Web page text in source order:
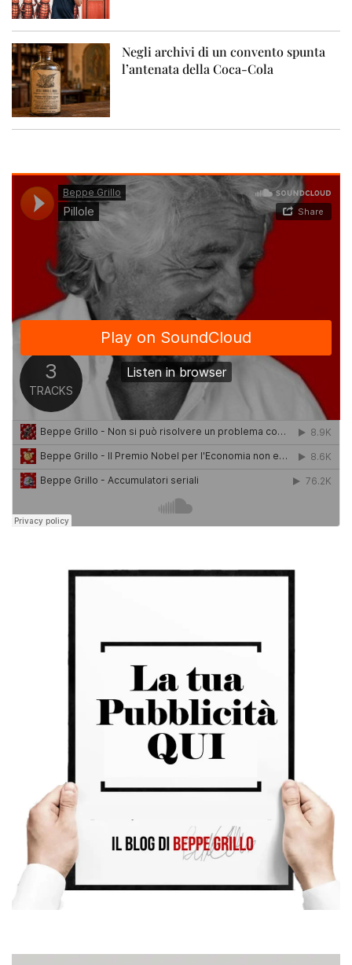
Negli archivi di un convento spunta
l’antenata della Coca-Cola